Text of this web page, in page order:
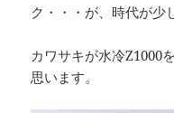
ク・・・が、時代が少
カワサキが水冷Z1000
思います。